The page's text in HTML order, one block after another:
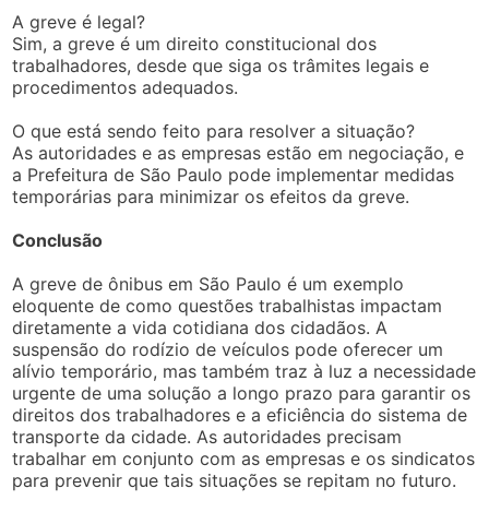
A greve é legal?
Sim, a greve é um direito constitucional dos
trabalhadores, desde que siga os trâmites legais e
procedimentos adequados.
O que está sendo feito para resolver a situação?
As autoridades e as empresas estão em negociação, e
a Prefeitura de São Paulo pode implementar medidas
temporárias para minimizar os efeitos da greve.
Conclusão
A greve de ônibus em São Paulo é um exemplo
eloquente de como questões trabalhistas impactam
diretamente a vida cotidiana dos cidadãos. A
suspensão do rodízio de veículos pode oferecer um
alívio temporário, mas também traz à luz a necessidade
urgente de uma solução a longo prazo para garantir os
direitos dos trabalhadores e a eficiência do sistema de
transporte da cidade. As autoridades precisam
trabalhar em conjunto com as empresas e os sindicatos
para prevenir que tais situações se repitam no futuro.